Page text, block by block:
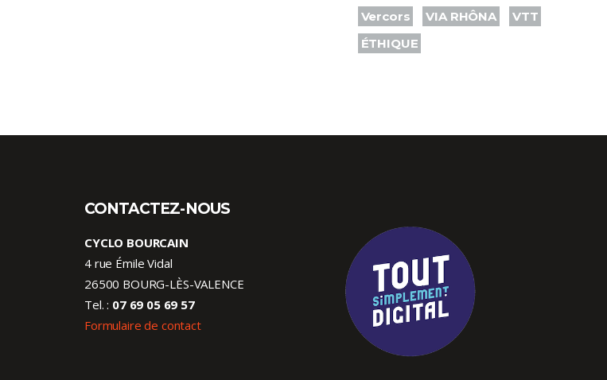
Vercors
VIA RHÔNA
VTT
ÉTHIQUE
CONTACTEZ-NOUS
CYCLO BOURCAIN
4 rue Émile Vidal
26500 BOURG-LÈS-VALENCE
Tel. : 07 69 05 69 57
Formulaire de contact